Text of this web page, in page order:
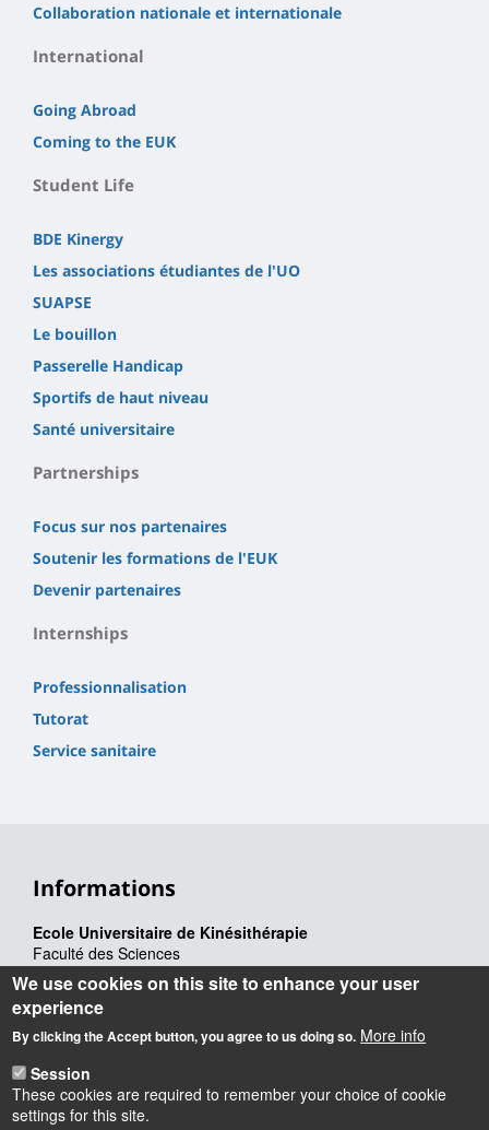
Collaboration nationale et internationale
International
Going Abroad
Coming to the EUK
Student Life
BDE Kinergy
Les associations étudiantes de l'UO
SUAPSE
Le bouillon
Passerelle Handicap
Sportifs de haut niveau
Santé universitaire
Partnerships
Focus sur nos partenaires
Soutenir les formations de l'EUK
Devenir partenaires
Internships
Professionnalisation
Tutorat
Service sanitaire
Informations
Ecole Universitaire de Kinésithérapie
Faculté des Sciences
Bâtiment Michel Royer
Rue de Chartres
45100 Orléans
Tel : 02 38 41 76 89
Latitude: 47.8462248
Longitude: 1.9338402
We use cookies on this site to enhance your user
experience
By clicking the Accept button, you agree to us doing so. More info
Session
These cookies are required to remember your choice of cookie
settings for this site.